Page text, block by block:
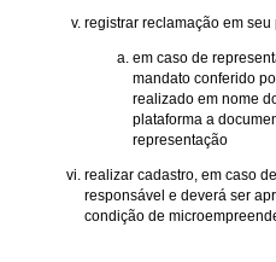
registrar reclamação em seu
em caso de
mandato conferido
realizado em nome
plataforma a
representação
realizar cadastro, em caso
responsável e deverá ser
condição de